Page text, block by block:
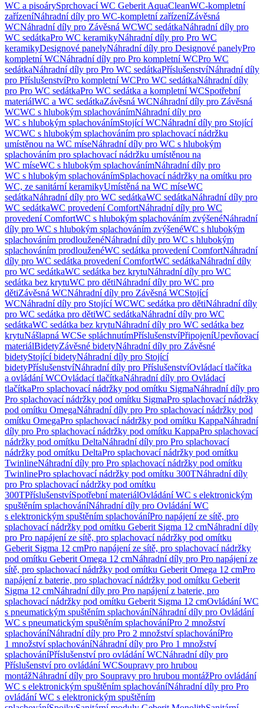
WC a pisoárySprchovací WC Geberit AquaCleanWC-kompletní
zařízeníNáhradní díly pro WC-kompletní zařízeníZávěsná
WCNáhradní díly pro Závěsná WCWC sedátkaNáhradní díly pro
WC sedátkaPro WC keramikyNáhradní díly pro Pro WC
keramikyDesignové panelyNáhradní díly pro Designové panelyPro
kompletní WCNáhradní díly pro Pro kompletní WCPro WC
sedátkaNáhradní díly pro Pro WC sedátkaPříslušenstvíNáhradní díly
pro PříslušenstvíPro kompletní WCPro WC sedátkaNáhradní díly
pro Pro WC sedátkaPro WC sedátka a kompletní WCSpotřební
materiálWC a WC sedátkaZávěsná WCNáhradní díly pro Závěsná
WCWC s hlubokým splachovánímNáhradní díly pro
WC s hlubokým splachovánímStojící WCNáhradní díly pro Stojící
WCWC s hlubokým splachováním pro splachovací nádržku
umístěnou na WC míseNáhradní díly pro WC s hlubokým
splachováním pro splachovací nádržku umístěnou na
WC míseWC s hlubokým splachovánímNáhradní díly pro
WC s hlubokým splachovánímSplachovací nádržky na omítku pro
WC, ze sanitární keramikyUmístěná na WC míseWC
sedátkaNáhradní díly pro WC sedátkaWC sedátkaNáhradní díly pro
WC sedátkaWC provedení ComfortNáhradní díly pro WC
provedení ComfortWC s hlubokým splachováním zvýšenéNáhradní
díly pro WC s hlubokým splachováním zvýšenéWC s hlubokým
splachováním prodlouženéNáhradní díly pro WC s hlubokým
splachováním prodlouženéWC sedátka provedení ComfortNáhradní
díly pro WC sedátka provedení ComfortWC sedátkaNáhradní díly
pro WC sedátkaWC sedátka bez krytuNáhradní díly pro WC
sedátka bez krytuWC pro dětiNáhradní díly pro WC pro
dětiZávěsná WCNáhradní díly pro Závěsná WCStojící
WCNáhradní díly pro Stojící WCWC sedátka pro dětiNáhradní díly
pro WC sedátka pro dětiWC sedátkaNáhradní díly pro WC
sedátkaWC sedátka bez krytuNáhradní díly pro WC sedátka bez
krytuNášlapná WCSe spláchnutímPříslušenstvíPřipojeníUpevňovací
materiálBidetyZávěsné bidetyNáhradní díly pro Závěsné
bidetyStojící bidetyNáhradní díly pro Stojící
bidetyPříslušenstvíNáhradní díly pro PříslušenstvíOvládací tlačítka
a ovládání WCOvládací tlačítkaNáhradní díly pro Ovládací
tlačítkaPro splachovací nádržky pod omítku SigmaNáhradní díly pro
Pro splachovací nádržky pod omítku SigmaPro splachovací nádržky
pod omítku OmegaNáhradní díly pro Pro splachovací nádržky pod
omítku OmegaPro splachovací nádržky pod omítku KappaNáhradní
díly pro Pro splachovací nádržky pod omítku KappaPro splachovací
nádržky pod omítku DeltaNáhradní díly pro Pro splachovací
nádržky pod omítku DeltaPro splachovací nádržky pod omítku
TwinlineNáhradní díly pro Pro splachovací nádržky pod omítku
TwinlinePro splachovací nádržky pod omítku 300TNáhradní díly
pro Pro splachovací nádržky pod omítku
300TPříslušenstvíSpotřební materiálOvládání WC s elektronickým
spuštěním splachováníNáhradní díly pro Ovládání WC
s elektronickým spuštěním splachováníPro napájení ze sítě, pro
splachovací nádržky pod omítku Geberit Sigma 12 cmNáhradní díly
pro Pro napájení ze sítě, pro splachovací nádržky pod omítku
Geberit Sigma 12 cmPro napájení ze sítě, pro splachovací nádržky
pod omítku Geberit Omega 12 cmNáhradní díly pro Pro napájení ze
sítě, pro splachovací nádržky pod omítku Geberit Omega 12 cmPro
napájení z baterie, pro splachovací nádržky pod omítku Geberit
Sigma 12 cmNáhradní díly pro Pro napájení z baterie, pro
splachovací nádržky pod omítku Geberit Sigma 12 cmOvládání WC
s pneumatickým spuštěním splachováníNáhradní díly pro Ovládání
WC s pneumatickým spuštěním splachováníPro 2 množství
splachováníNáhradní díly pro Pro 2 množství splachováníPro
1 množství splachováníNáhradní díly pro Pro 1 množství
splachováníPříslušenství pro ovládání WCNáhradní díly pro
Příslušenství pro ovládání WCSoupravy pro hrubou
montážNáhradní díly pro Soupravy pro hrubou montážPro ovládání
WC s elektronickým spuštěním splachováníNáhradní díly pro Pro
ovládání WC s elektronickým spuštěním